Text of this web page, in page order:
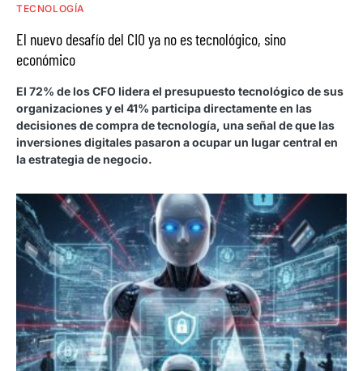
TECNOLOGÍA
El nuevo desafío del CIO ya no es tecnológico, sino
económico
El 72% de los CFO lidera el presupuesto tecnológico de sus
organizaciones y el 41% participa directamente en las
decisiones de compra de tecnología, una señal de que las
inversiones digitales pasaron a ocupar un lugar central en
la estrategia de negocio.